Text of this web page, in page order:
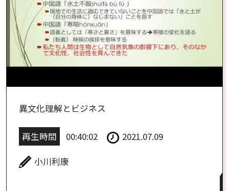
異文化理解とビジネス
再生時間 00:40:02 2021.07.09
小川利康